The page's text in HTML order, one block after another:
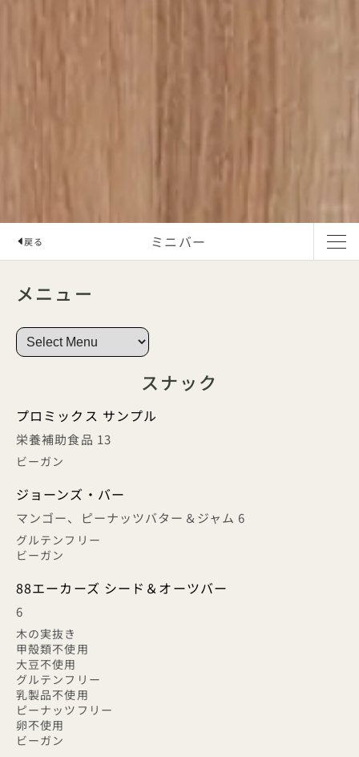
戻る ミニバー
メニュー
スナック
プロミックス サンプル
栄養補助食品 13
ビーガン
ジョーンズ・バー
マンゴー、ピーナッツバター＆ジャム 6
グルテンフリー
ビーガン
88エーカーズ シード＆オーツバー
6
木の実抜き
甲殻類不使用
大豆不使用
グルテンフリー
乳製品不使用
ピーナッツフリー
卵不使用
ビーガン